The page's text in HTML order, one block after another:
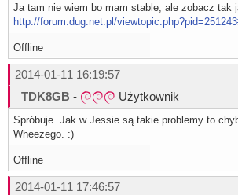
Ja tam nie wiem bo mam stable, ale zobacz tak
http://forum.dug.net.pl/
Offline
2014-01-11 16:19:57
TDK8GB - Użytkownik
Spróbuje. Jak w Jessie są takie problemy to
Wheezego. :)
Offline
2014-01-11 17:46:57